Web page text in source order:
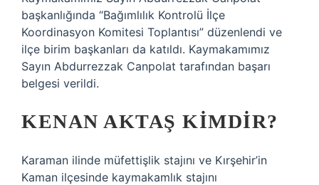
başkanlığında “Bağımlılık Kontrolü İlçe
Koordinasyon Komitesi Toplantısı” düzenlendi ve
ilçe birim başkanları da katıldı. Kaymakamımız
Sayın Abdurrezzak Canpolat tarafından başarı
belgesi verildi.
KENAN AKTAŞ KIMDIR?
Karaman ilinde müfettişlik stajını ve Kırşehir’in
Kaman ilçesinde kaymakamlık stajını